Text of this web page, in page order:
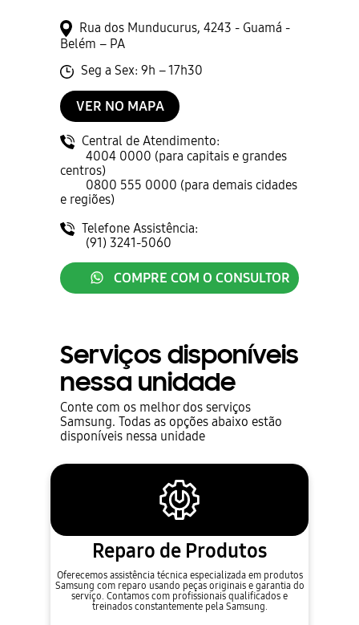
Rua dos Munducurus, 4243 - Guamá -
Belém – PA
Seg a Sex: 9h – 17h30
VER NO MAPA
Central de Atendimento:
4004 0000 (para capitais e grandes
centros)
0800 555 0000 (para demais cidades
e regiões)
Telefone Assistência:
(91) 3241-5060
COMPRE COM O CONSULTOR
Serviços disponíveis
nessa unidade
Conte com os melhor dos serviços
Samsung. Todas as opções abaixo estão
disponíveis nessa unidade
Reparo de Produtos
Oferecemos assistência técnica especializada em produtos
Samsung com reparo usando peças originais e garantia do
serviço. Contamos com profissionais qualificados e
treinados constantemente pela Samsung.